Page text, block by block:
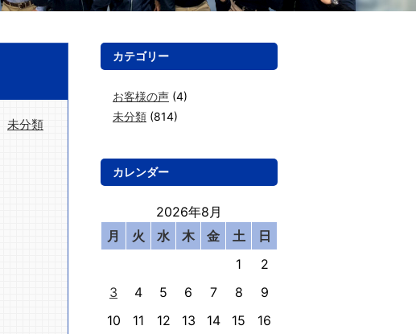
未分類
カテゴリー
お客様の声 (4)
未分類 (814)
カレンダー
2026年8月
月
火 水 木 金 土
日
1
2
3
4 5 6 7 8
9
10
11 12 13 14 15
16